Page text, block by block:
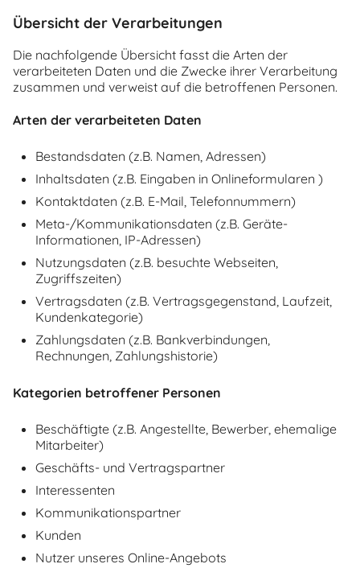
Übersicht der Verarbeitungen
Die nachfolgende Übersicht fasst die Arten der
verarbeiteten Daten und die Zwecke ihrer Verarbeitung
zusammen und verweist auf die betroffenen Personen.
Arten der verarbeiteten Daten
Bestandsdaten (z.B. Namen, Adressen)
Inhaltsdaten (z.B. Eingaben in Onlineformularen )
Kontaktdaten (z.B. E-Mail, Telefonnummern)
Meta-/Kommunikationsdaten (z.B. Geräte-
Informationen, IP-Adressen)
Nutzungsdaten (z.B. besuchte Webseiten,
Zugriffszeiten)
Vertragsdaten (z.B. Vertragsgegenstand, Laufzeit,
Kundenkategorie)
Zahlungsdaten (z.B. Bankverbindungen,
Rechnungen, Zahlungshistorie)
Kategorien betroffener Personen
Beschäftigte (z.B. Angestellte, Bewerber, ehemalige
Mitarbeiter)
Geschäfts- und Vertragspartner
Interessenten
Kommunikationspartner
Kunden
Nutzer unseres Online-Angebots